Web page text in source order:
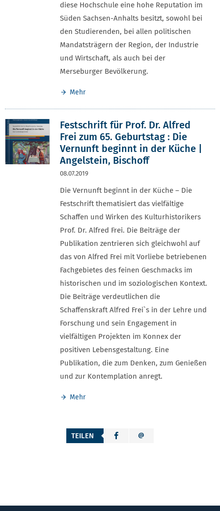
diese Hochschule eine hohe Reputation im
Süden Sachsen-Anhalts besitzt, sowohl bei
den Studierenden, bei allen politischen
Mandatsträgern der Region, der Industrie
und Wirtschaft, als auch bei der
Merseburger Bevölkerung.
Mehr
Festschrift für Prof. Dr. Alfred
Frei zum 65. Geburtstag : Die
Vernunft beginnt in der Küche |
Angelstein, Bischoff
08.07.2019
Die Vernunft beginnt in der Küche – Die
Festschrift thematisiert das vielfältige
Schaffen und Wirken des Kulturhistorikers
Prof. Dr. Alfred Frei. Die Beiträge der
Publikation zentrieren sich gleichwohl auf
das von Alfred Frei mit Vorliebe betriebenen
Fachgebietes des feinen Geschmacks im
historischen und im soziologischen Kontext.
Die Beiträge verdeutlichen die
Schaffenskraft Alfred Frei`s in der Lehre und
Forschung und sein Engagement in
vielfältigen Projekten im Konnex der
positiven Lebensgestaltung. Eine
Publikation, die zum Denken, zum Genießen
und zur Kontemplation anregt.
Mehr
TEILEN